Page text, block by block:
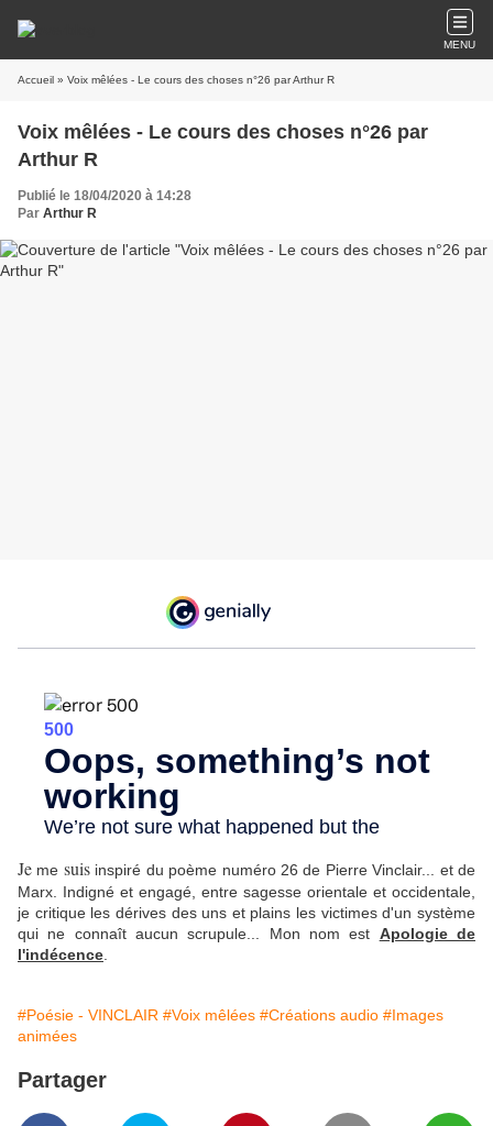
MENU
Accueil » Voix mêlées - Le cours des choses n°26 par Arthur R
Voix mêlées - Le cours des choses n°26 par
Arthur R
Publié le 18/04/2020 à 14:28
Par Arthur R
Je me suisinspiré du poème numéro 26 de Pierre Vinclair... et de
Marx. Indigné et engagé, entre sagesse orientale et occidentale,
je critique les dérives des uns et plains les victimes d'un système
qui ne connaît aucun scrupule... Mon nom est Apologie de
l'indécence
#Poésie - VINCLAIR #Voix mêlées #Créations audio #Images
animées
Partager